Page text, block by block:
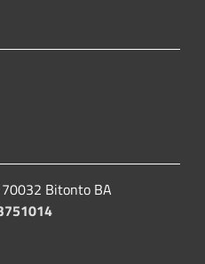
Bitonto BA